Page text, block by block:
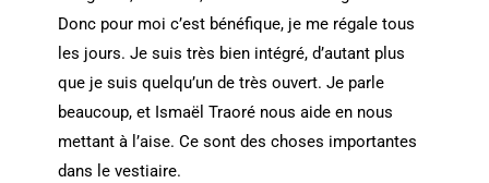
Donc pour moi c’est bénéfique, je me régale tous
les jours. Je suis très bien intégré, d’autant plus
que je suis quelqu’un de très ouvert. Je parle
beaucoup, et Ismaël Traoré nous aide en nous
mettant à l’aise. Ce sont des choses importantes
dans le vestiaire.